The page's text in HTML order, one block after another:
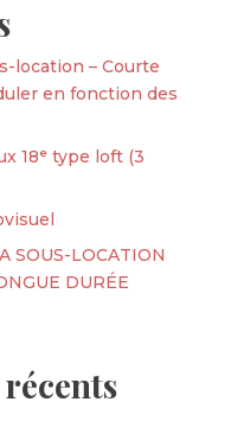
location – Courte
en fonction des
18ᵉ type loft (3
SOUS-LOCATION
DURÉE